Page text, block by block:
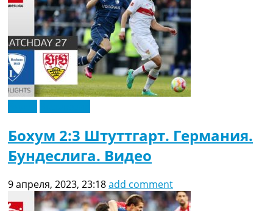
Бохум 2:3 Штуттгарт. Германия.
Бундеслига. Видео
9 апреля, 2023, 23:18add comment